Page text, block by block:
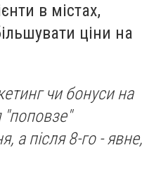
в містах,
ціни на
чи бонуси на
"поповзе"
а після 8-го - явне,